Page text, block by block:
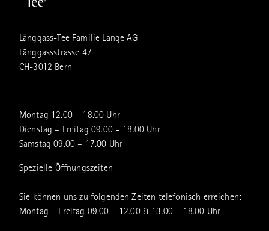
Länggass-Tee Familie Lange AG
Länggassstrasse 47
CH-3012 Bern
Montag 12.00 – 18.00 Uhr
Dienstag – Freitag 09.00 – 18.00 Uhr
Samstag 09.00 – 17.00 Uhr
Spezielle Öffnungszeiten
Sie können uns zu folgenden Zeiten telefonisch erreichen:
Montag – Freitag 09.00 – 12.00 & 13.00 – 18.00 Uhr